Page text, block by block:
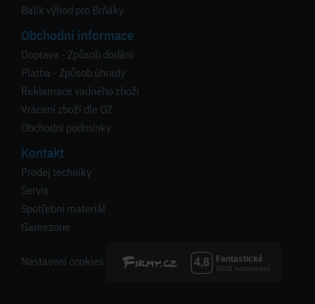
Balík výhod pro Brňáky
Obchodní informace
Doprava - Způsob dodání
Platba - Způsob úhrady
Reklamace vadného zboží
Vrácení zboží dle OZ
Obchodní podmínky
Kontakt
Prodej techniky
Servis
Spotřební materiál
Gamezone
Nastavení cookies